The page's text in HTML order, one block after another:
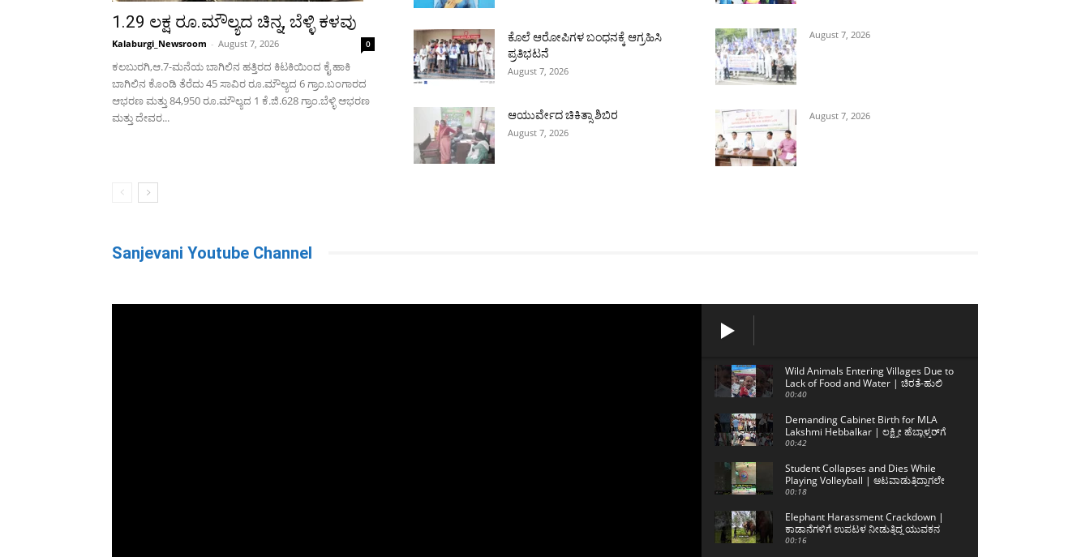
1.29 ಲಕ್ಷ ರೂ.ಮೌಲ್ಯದ ಚಿನ್ನ, ಬೆಳ್ಳಿ ಕಳವು
Kalaburgi_Newsroom - August 7, 2026 0
ಕಲಬುರಗಿ,ಆ.7-ಮನೆಯ ಬಾಗಿಲಿನ ಹತ್ತಿರದ ಕಿಟಕಿಯಿಂದ ಕೈ ಹಾಕಿ
ಬಾಗಿಲಿನ ಕೊಂಡಿ ತೆರೆದು 45 ಸಾವಿರ ರೂ.ಮೌಲ್ಯದ 6 ಗ್ರಾಂ.ಬಂಗಾರದ
ಆಭರಣ ಮತ್ತು 84,950 ರೂ.ಮೌಲ್ಯದ 1 ಕೆ.ಜಿ.628 ಗ್ರಾಂ.ಬೆಳ್ಳಿ ಆಭರಣ
ಮತ್ತು ದೇವರ...
ಕೊಲೆ ಆರೋಪಿಗಳ ಬಂಧನಕ್ಕೆ ಆಗ್ರಹಿಸಿ
ಪ್ರತಿಭಟನೆ
August 7, 2026
ಆಯುರ್ವೇದ ಚಿಕಿತ್ಸಾ ಶಿಬಿರ
August 7, 2026
August 7, 2026
August 7, 2026
Sanjevani Youtube Channel
Wild Animals Entering Villages Due to
Lack of Food and Water | ಚಿರತೆ-ಹುಲಿ
ಹಾವಳಿ ತಪ್ಪಿಸಲು ಸಾಧ್ಯವಿಲ್ಲ
00:40
Demanding Cabinet Birth for MLA
Lakshmi Hebbalkar | ಲಕ್ಷ್ಮೀ ಹೆಬ್ಬಾಳ್ಕರ್‌ಗೆ
ಸಚಿವಸ್ಥಾನ ನೀಡಲು ಒತ್ತಾಯ
00:42
Student Collapses and Dies While
Playing Volleyball | ಆಟವಾಡುತ್ತಿದ್ದಾಗಲೇ
ನೆಲಕ್ಕೆ ಕುಸಿದ ಲಿಖಿತ್ ಅಮೀನ್
00:18
Elephant Harassment Crackdown |
ಕಾಡಾನೆಗಳಿಗೆ ಉಪಟಳ ನೀಡುತ್ತಿದ್ದ ಯುವಕನ
ಬಂಧನ
00:16